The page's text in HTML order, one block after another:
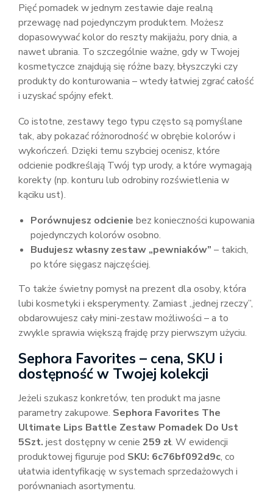
Pięć pomadek w jednym zestawie daje realną
przewagę nad pojedynczym produktem. Możesz
dopasowywać kolor do reszty makijażu, pory dnia, a
nawet ubrania. To szczególnie ważne, gdy w Twojej
kosmetyczce znajdują się różne bazy, błyszczyki czy
produkty do konturowania – wtedy łatwiej zgrać całość
i uzyskać spójny efekt.
Co istotne, zestawy tego typu często są pomyślane
tak, aby pokazać różnorodność w obrębie kolorów i
wykończeń. Dzięki temu szybciej ocenisz, które
odcienie podkreślają Twój typ urody, a które wymagają
korekty (np. konturu lub odrobiny rozświetlenia w
kąciku ust).
Porównujesz odcienie bez konieczności kupowania
pojedynczych kolorów osobno.
Budujesz własny zestaw „pewniaków” – takich,
po które sięgasz najczęściej.
To także świetny pomysł na prezent dla osoby, która
lubi kosmetyki i eksperymenty. Zamiast „jednej rzeczy”,
obdarowujesz cały mini-zestaw możliwości – a to
zwykle sprawia większą frajdę przy pierwszym użyciu.
Sephora Favorites – cena, SKU i
dostępność w Twojej kolekcji
Jeżeli szukasz konkretów, ten produkt ma jasne
parametry zakupowe. Sephora Favorites The
Ultimate Lips Battle Zestaw Pomadek Do Ust
5Szt. jest dostępny w cenie 259 zł. W ewidencji
produktowej figuruje pod SKU: 6c76bf092d9c, co
ułatwia identyfikację w systemach sprzedażowych i
porównaniach asortymentu.